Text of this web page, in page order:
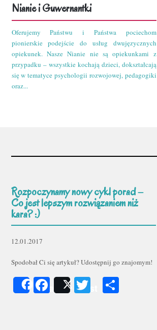
Nianie i Guwernantki
Oferujemy Państwu i Państwa pociechom
pionierskie podejście do usług dwujęzycznych
opiekunek. Nasze Nianie nie są opiekunkami z
przypadku – wszystkie kochają dzieci, dokształcają
się w tematyce psychologii rozwojowej, pedagogiki
oraz...
Rozpoczynamy nowy cykl porad –
Co jest lepszym rozwiązaniem niż
kara? :)
12.01.2017
Spodobał Ci się artykuł? Udostępnij go znajomym!
ShareFacebook
Post Twitter